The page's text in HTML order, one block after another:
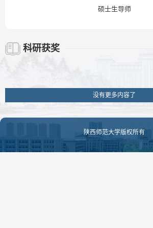
硕士生导师
科研获奖
没有更多内容了
陕西师范大学版权所有